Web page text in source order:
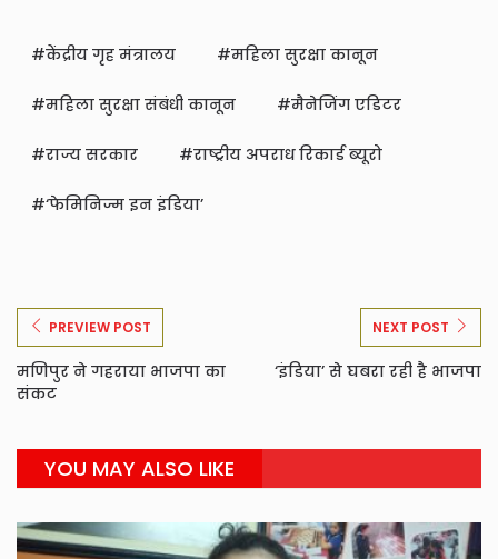
केंद्रीय गृह मंत्रालय महिला सुरक्षा कानून
महिला सुरक्षा संबंधी कानून मैनेजिंग एडिटर
राज्य सरकार राष्ट्रीय अपराध रिकार्ड ब्यूरो
‘फेमिनिज्म इन इंडिया’
PREVIEW POST
मणिपुर ने गहराया भाजपा का
संकट
NEXT POST
‘इंडिया’ से घबरा रही है भाजपा
YOU MAY ALSO LIKE